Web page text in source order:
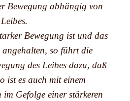
Bewegung abhängig von
Bewegung ist und das
so führt die
des Leibes dazu, daß
ist es auch mit einem
im Gefolge einer stärkeren